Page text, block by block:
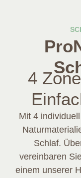
4
Mit 4
Schlaf.
vereinbaren
einem unserer